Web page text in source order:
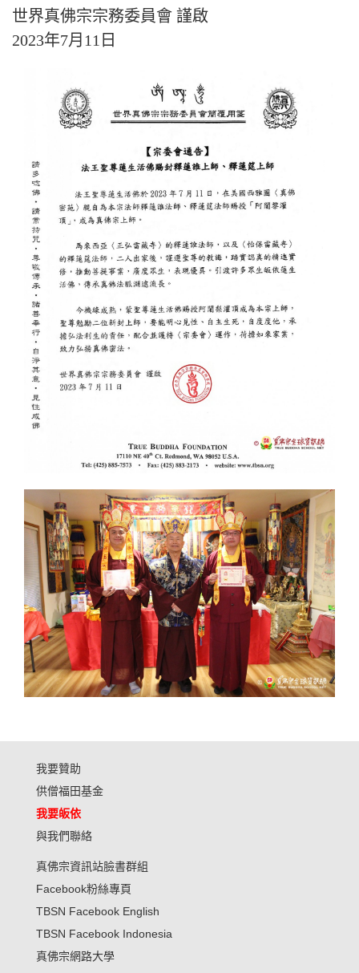
世界真佛宗宗務委員會 謹啟
2023年7月11日
我要贊助
供僧福田基金
我要皈依
與我們聯絡
真佛宗資訊站臉書群組
Facebook粉絲專頁
TBSN Facebook English
TBSN Facebook Indonesia
真佛宗網路大學